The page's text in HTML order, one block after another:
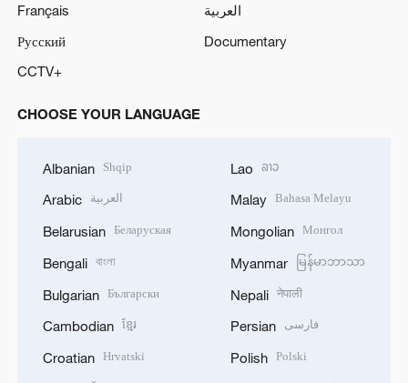
Français
العربية
Русский
Documentary
CCTV+
CHOOSE YOUR LANGUAGE
Albanian Shqip
Arabic العربية
Belarusian Беларуская
Bengali বাংলা
Bulgarian Български
Cambodian ខ្មែរ
Croatian Hrvatski
Lao ລາວ
Malay Bahasa Melayu
Mongolian Монгол
Myanmar မြန်မာဘာသာ
Nepali नेपाली
Persian فارسی
Polish Polski